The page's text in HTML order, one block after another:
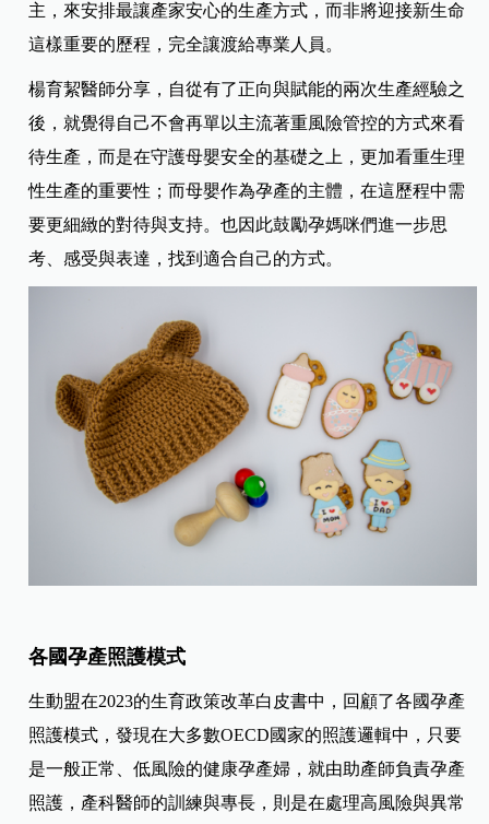
主，來安排最讓產家安心的生產方式，而非將迎接新生命
這樣重要的歷程，完全讓渡給專業人員。
楊育絜醫師分享，自從有了正向與賦能的兩次生產經驗之
後，就覺得自己不會再單以主流著重風險管控的方式來看
待生產，而是在守護母嬰安全的基礎之上，更加看重生理
性生產的重要性；而母嬰作為孕產的主體，在這歷程中需
要更細緻的對待與支持。也因此鼓勵孕媽咪們進一步思
考、感受與表達，找到適合自己的方式。
各國孕產照護模式
生動盟在2023的生育政策改革白皮書中，回顧了各國孕產
照護模式，發現在大多數OECD國家的照護邏輯中，只要
是一般正常、低風險的健康孕產婦，就由助產師負責孕產
照護，產科醫師的訓練與專長，則是在處理高風險與異常